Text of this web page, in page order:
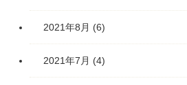
2021年8月 (6)
2021年7月 (4)